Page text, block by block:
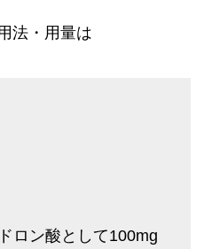
法・用量は
ロン酸として100mg